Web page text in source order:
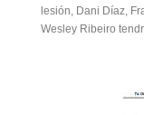
lesión, Dani Díaz,
Wesley Ribeiro